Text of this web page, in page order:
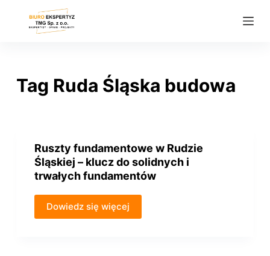
Tag Ruda Śląska budowa
Ruszty fundamentowe w Rudzie
Śląskiej – klucz do solidnych i
trwałych fundamentów
Dowiedz się więcej